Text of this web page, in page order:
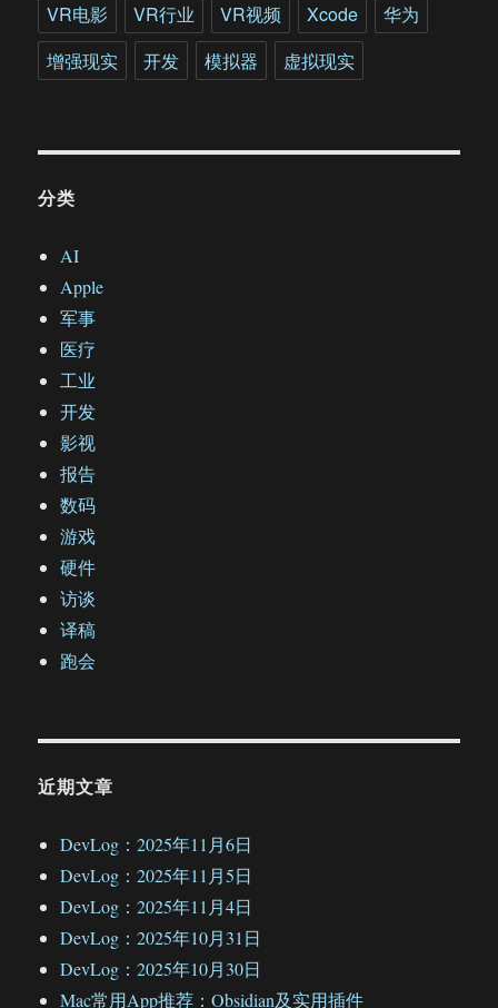
VR电影
VR行业 VR视频 Xcode
华为
增强现实
开发 模拟器 虚拟现实
分类
AI
Apple
军事
医疗
工业
开发
影视
报告
数码
游戏
硬件
访谈
译稿
跑会
近期文章
DevLog：2025年11月6日
DevLog：2025年11月5日
DevLog：2025年11月4日
DevLog：2025年10月31日
DevLog：2025年10月30日
Mac常用App推荐：Obsidian及实用插件